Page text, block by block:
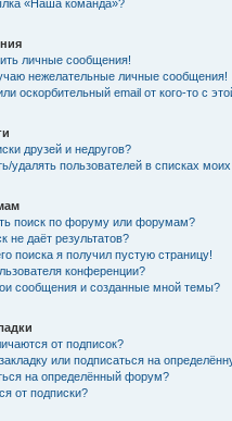
«Наша команда»?
личные сообщения!
нежелательные личные сообщения!
оскорбительный email от кого-то с
друзей и недругов?
удалять пользователей в списках
поиск по форуму или форумам?
не даёт результатов?
поиска я получил пустую страницу!
конференции?
сообщения и созданные мной темы?
от подписок?
или подписаться на
на определённый форум?
от подписки?